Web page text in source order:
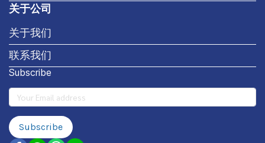
关于公司
关于我们
联系我们
Subscribe
Subscribe